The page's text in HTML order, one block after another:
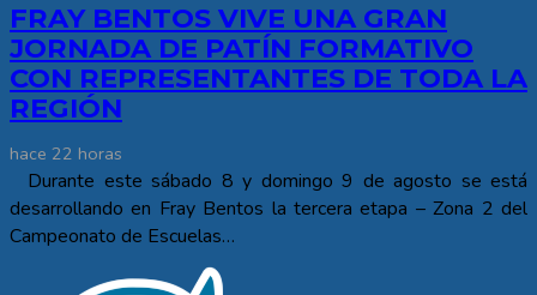
FRAY BENTOS VIVE UNA GRAN
JORNADA DE PATÍN FORMATIVO
CON REPRESENTANTES DE TODA LA
REGIÓN
hace 22 horas
Durante este sábado 8 y domingo 9 de agosto se está
desarrollando en Fray Bentos la tercera etapa – Zona 2 del
Campeonato de Escuelas…